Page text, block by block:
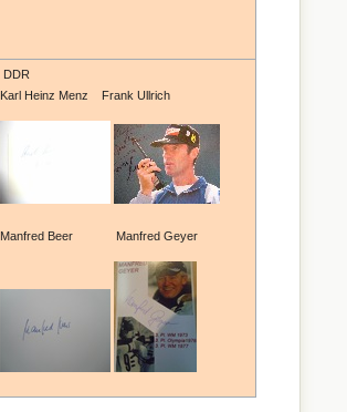
DDR
Karl Heinz Menz Frank Ullrich
Manfred Beer Manfred Geyer